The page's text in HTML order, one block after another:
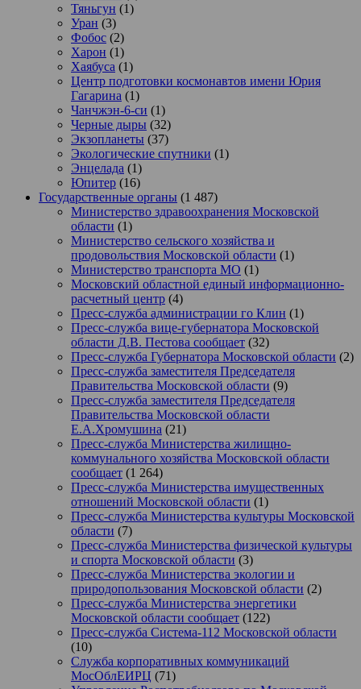
Тяньгун (1)
Уран (3)
Фобос (2)
Харон (1)
Хаябуса (1)
Центр подготовки космонавтов имени Юрия
Гагарина (1)
Чанчжэн-6-си (1)
Черные дыры (32)
Экзопланеты (37)
Экологические спутники (1)
Энцелада (1)
Юпитер (16)
Государственные органы (1 487)
Министерство здравоохранения Московской
области (1)
Министерство сельского хозяйства и
продовольствия Московской области (1)
Министерство транспорта МО (1)
Московский областной единый информационно-
расчетный центр (4)
Пресс-служба администрации го Клин (1)
Пресс-служба вице-губернатора Московской
области Д.В. Пестова сообщает (32)
Пресс-служба Губернатора Московской области (2)
Пресс-служба заместителя Председателя
Правительства Московской области (9)
Пресс-служба заместителя Председателя
Правительства Московской области
Е.А.Хромушина (21)
Пресс-служба Министерства жилищно-
коммунального хозяйства Московской области
сообщает (1 264)
Пресс-служба Министерства имущественных
отношений Московской области (1)
Пресс-служба Министерства культуры Московской
области (7)
Пресс-служба Министерства физической культуры
и спорта Московской области (3)
Пресс-служба Министерства экологии и
природопользования Московской области (2)
Пресс-служба Министерства энергетики
Московской области сообщает (122)
Пресс-служба Система-112 Московской области
(10)
Служба корпоративных коммуникаций
МосОблЕИРЦ (71)